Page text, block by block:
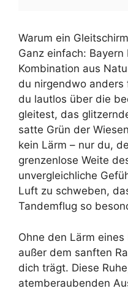
Warum ein
Ganz einfach:
Kombination aus
du nirgendwo
du lautlos über die
gleitest, das
satte Grün der
kein Lärm – nur du,
grenzenlose Weite
unvergleichliche
Luft zu schweben,
Tandemflug so
Ohne den Lärm
außer dem sanften
dich trägt. Diese
atemberaubenden